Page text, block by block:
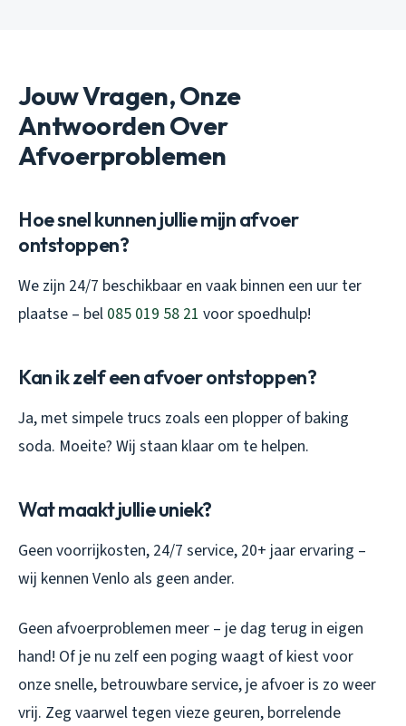
Jouw Vragen, Onze
Antwoorden Over
Afvoerproblemen
Hoe snel kunnen jullie mijn afvoer
ontstoppen?
We zijn 24/7 beschikbaar en vaak binnen een uur ter
plaatse – bel 085 019 58 21 voor spoedhulp!
Kan ik zelf een afvoer ontstoppen?
Ja, met simpele trucs zoals een plopper of baking
soda. Moeite? Wij staan klaar om te helpen.
Wat maakt jullie uniek?
Geen voorrijkosten, 24/7 service, 20+ jaar ervaring –
wij kennen Venlo als geen ander.
Geen afvoerproblemen meer – je dag terug in eigen
hand! Of je nu zelf een poging waagt of kiest voor
onze snelle, betrouwbare service, je afvoer is zo weer
vrij. Zeg vaarwel tegen vieze geuren, borrelende